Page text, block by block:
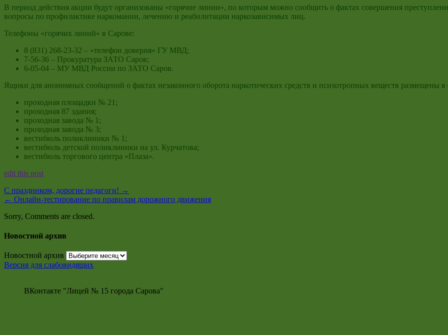
В период действия акции будут организованы «горячие линии», по которым можно сообщить о фактах совершения
вопросы по профилактике наркомании, лечению и реабилитации наркозависимых лиц.
Телефоны «горячих линий» в Сарове:
8 (831) 268-23-32 – «телефон доверия» ГУ МВД;
7-56-36 – Прокуратура ЗАТО Саров;
6-05-04 – МУ МВД России по ЗАТО Саров.
Ящики для анонимных сообщений о фактах незаконного оборота наркотических средств и психотропных веществ размещены
проходная площадки № 21;
проходная 87 здания;
проходная завода № 1;
проходная завода № 3;
вестибюль поликлиники № 1;
вестибюль детской поликлиники на ул. Курчатова;
вестибюль торгового центра «Плаза».
edit this post
С праздником, дорогие педагоги! →
← Онлайн-тестирование по правилам дорожного движения
Sorry, Comments are closed.
Новостной архив
Новостной архив
Версия для слабовидящих
ВКонтакте "Лицей № 15 города Сарова"